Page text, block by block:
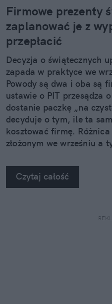
Firmowe prezenty
zaplanować je z
przepłacić
Decyzja o świątecznych
zapada w praktyce we
Powody są dwa i oba są
ustawie o PIT przesądza
dostanie paczkę „na
decyduje o tym, ile ta
kosztować firmę.
złożonym we wrześniu a
Czytaj całość